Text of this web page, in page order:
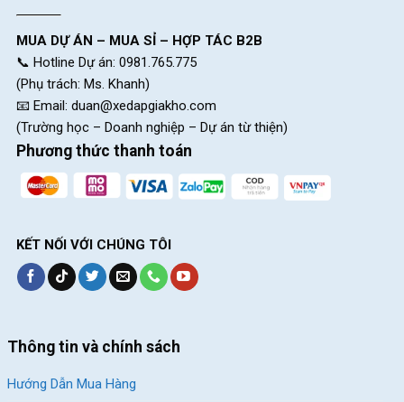
MUA DỰ ÁN – MUA SỈ – HỢP TÁC B2B
📞 Hotline Dự án: 0981.765.775
(Phụ trách: Ms. Khanh)
📧 Email: duan@xedapgiakho.com
(Trường học – Doanh nghiệp – Dự án từ thiện)
Phương thức thanh toán
KẾT NỐI VỚI CHÚNG TÔI
Thông tin và chính sách
Hướng Dẫn Mua Hàng